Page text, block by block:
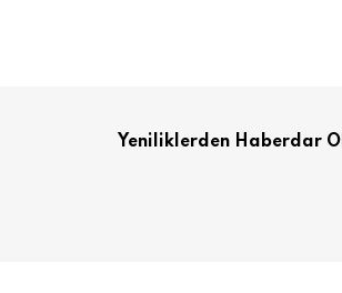
Yeniliklerden Haberdar Ol